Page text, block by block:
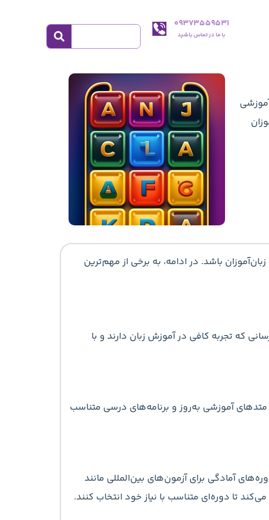
09373559531
با ما در تماس باشید
باشد. در ادامه، به برخی از مهم‌ترین
که تجربه کافی در آموزش زبان دارند و با
آموزشی به‌روز و برنامه‌های درسی متناسب
آمادگی برای آزمون‌های بین‌المللی مانند